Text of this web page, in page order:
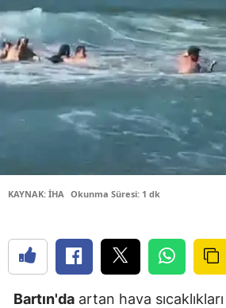
KAYNAK: İHA Okunma Süresi: 1 dk
Bartın'da artan hava